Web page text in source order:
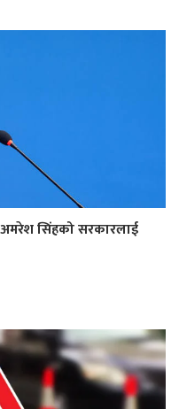
सिंहको सरकारलाई